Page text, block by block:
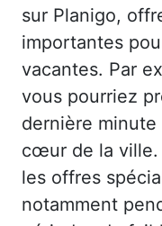
sur Planigo,
importantes
vacantes. Par
vous pourriez
dernière
cœur de la ville.
les offres
notamment